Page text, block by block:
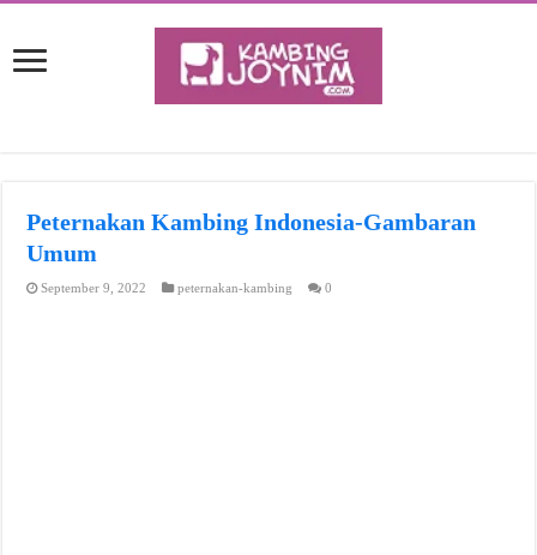
Peternakan Kambing Indonesia-Gambaran
Umum
September 9, 2022 peternakan-kambing 0